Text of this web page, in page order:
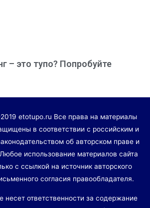
– это тупо? Попробуйте
etotupo.ru Все права на материалы
в соответствии с российским и
об авторском праве и
использование материалов сайта
с ссылкой на источник авторского
согласия правообладателя.
несет ответственности за содержание